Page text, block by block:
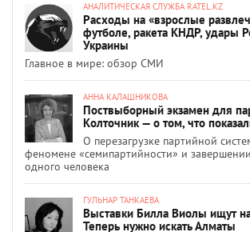
АНАЛИТИЧЕСКАЯ СЛУЖБА RATEL.KZ
Расходы на «взрослые
футболе, ракета КНДР, удары
Украины
Главное в мире: обзор СМИ
АННА КАЛАШНИКОВА
Поствыборный экзамен для
Колточник — о том, что
О перезагрузке партийной
феномене «семипартийности» и
одного человека
ГУЛЬНАР ТАНКАЕВА
Выставки Билла Виолы ищут
Теперь нужно искать Алматы